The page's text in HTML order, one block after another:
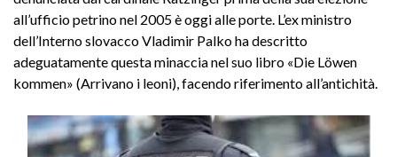
all’ufficio petrino nel 2005 è oggi alle porte. L’ex ministro
dell’Interno slovacco Vladimir Palko ha descritto
adeguatamente questa minaccia nel suo libro «Die Löwen
kommen» (Arrivano i leoni), facendo riferimento all’antichità.